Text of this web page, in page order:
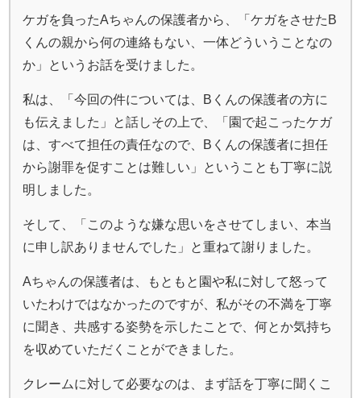
ケガを負ったAちゃんの保護者から、「ケガをさせたB
くんの親から何の連絡もない、一体どういうことなの
か」というお話を受けました。
私は、「今回の件については、Bくんの保護者の方に
も伝えました」と話しその上で、「園で起こったケガ
は、すべて担任の責任なので、Bくんの保護者に担任
から謝罪を促すことは難しい」ということも丁寧に説
明しました。
そして、「このような嫌な思いをさせてしまい、本当
に申し訳ありませんでした」と重ねて謝りました。
Aちゃんの保護者は、もともと園や私に対して怒って
いたわけではなかったのですが、私がその不満を丁寧
に聞き、共感する姿勢を示したことで、何とか気持ち
を収めていただくことができました。
クレームに対して必要なのは、まず話を丁寧に聞くこ